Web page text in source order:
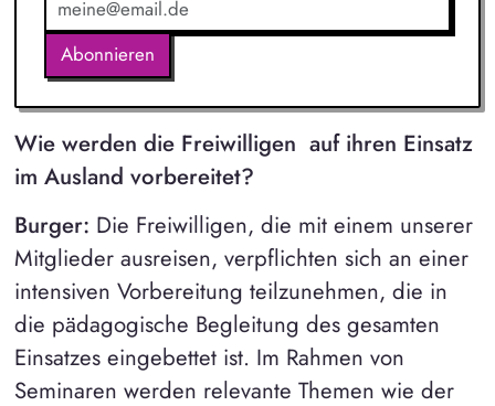
Abonnieren
Wie werden die Freiwilligen auf ihren Einsatz
im Ausland vorbereitet?
Burger: Die Freiwilligen, die mit einem unserer
Mitglieder ausreisen, verpflichten sich an einer
intensiven Vorbereitung teilzunehmen, die in
die pädagogische Begleitung des gesamten
Einsatzes eingebettet ist. Im Rahmen von
Seminaren werden relevante Themen wie der